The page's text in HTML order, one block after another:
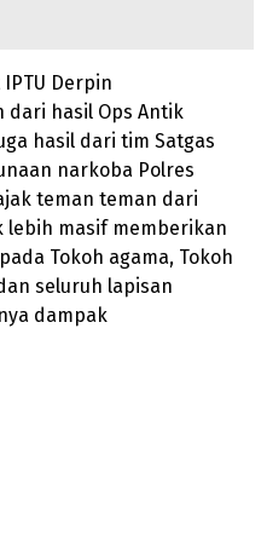
Derpin
dari hasil Ops Antik
hasil dari tim Satgas
narkoba Polres
teman teman dari
lebih masif memberikan
Tokoh agama, Tokoh
seluruh lapisan
dampak